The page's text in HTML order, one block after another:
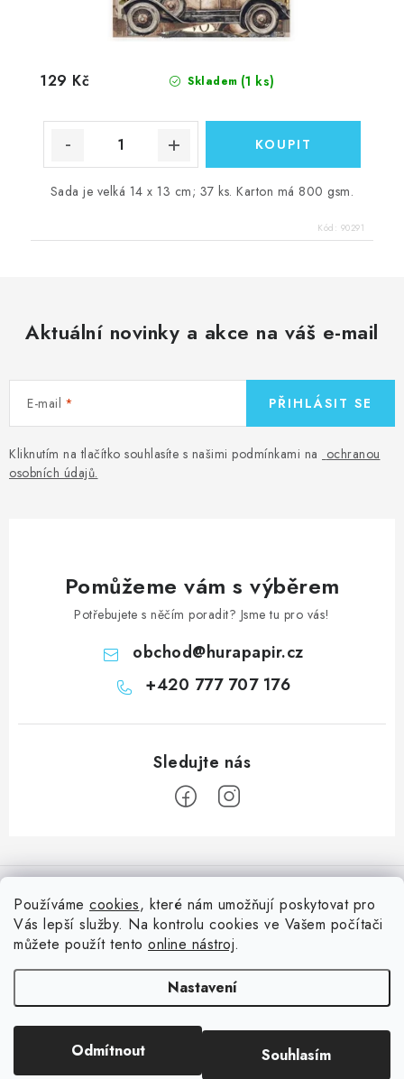
Používáme cookies, které nám umožňují poskytovat pro
Vás lepší služby. Na kontrolu cookies ve Vašem počítači
můžete použít tento online nástroj.
Nastavení
Odmítnout Souhlasím
Skladem (1 ks)
129 Kč
Sada je velká 14 x 13 cm; 37 ks. Karton má 800 gsm.
Kód: 90291
Aktuální novinky a akce na váš e-mail
E-mail
Kliknutím na tlačítko souhlasíte s našimi podmínkami na ochranou
osobních údajů.
PŘIHLÁSIT SE
Pomůžeme vám s výběrem
Potřebujete s něčím poradit? Jsme tu pro vás!
obchod@hurapapir.cz
+420 777 707 176
á
Doprava
Oblíbené ♥️
Hodnocení obchodu
Nepřehlédněte
Blog s nápady a návody
Slovník pojmů, české návody
Reklamace a vrácení zboží
Vytvořil Shoptet
. Všechna práva vyhrazena.Upravit nastavení